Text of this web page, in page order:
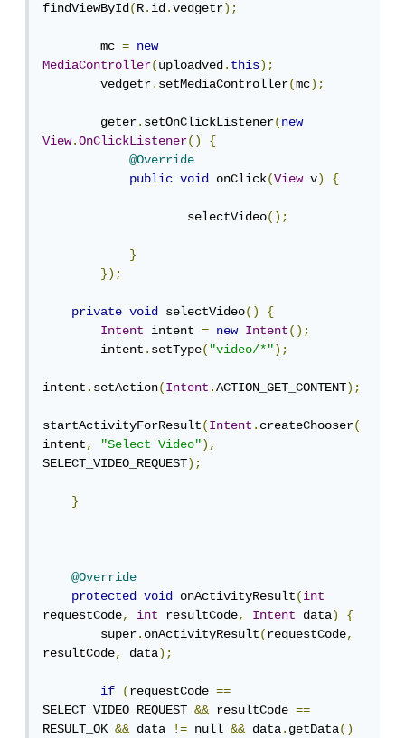
findViewById(R.id.vedgetr);
        mc
=
new
MediaController(uploadved.this);
        vedgetr
.setMediaController(mc);
        geter
.setOnClickListener(new
View.OnClickListener()
{
@Override
public
void onClick(View v) {
                    selectVideo
();
}
});
private void selectVideo()
{
Intent
intent = new Intent();
        intent
.setType("video/*");
intent.setAction(Intent.ACTION_GET_CONTENT);
startActivityForResult(Intent.createChooser(
intent, "Select Video"),
SELECT_VIDEO_REQUEST);
}
@Override
protected
void onActivityResult(int
requestCode, int resultCode, Intent data)
{
        super
.onActivityResult(requestCode,
resultCode, data);
if (requestCode ==
SELECT_VIDEO_REQUEST && resultCode ==
RESULT_OK && data != null && data.getData()